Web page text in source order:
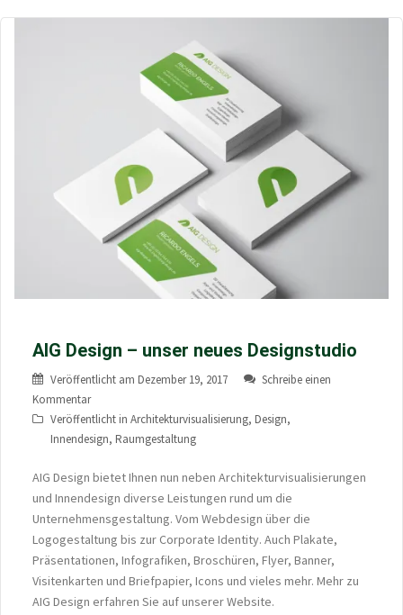
AIG Design – unser neues Designstudio
Veröffentlicht am Dezember 19, 2017
Schreibe einen
Kommentar
Veröffentlicht in Architekturvisualisierung, Design,
Innendesign, Raumgestaltung
AIG Design bietet Ihnen nun neben Architekturvisualisierungen
und Innendesign diverse Leistungen rund um die
Unternehmensgestaltung. Vom Webdesign über die
Logogestaltung bis zur Corporate Identity. Auch Plakate,
Präsentationen, Infografiken, Broschüren, Flyer, Banner,
Visitenkarten und Briefpapier, Icons und vieles mehr. Mehr zu
AIG Design erfahren Sie auf unserer Website.